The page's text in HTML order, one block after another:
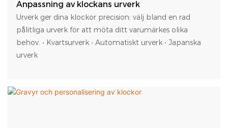
Anpassning av klockans urverk
Urverk ger dina klockor precision; välj bland en rad
pålitliga urverk för att möta ditt varumärkes olika
behov. • Kvartsurverk • Automatiskt urverk • Japanska
urverk